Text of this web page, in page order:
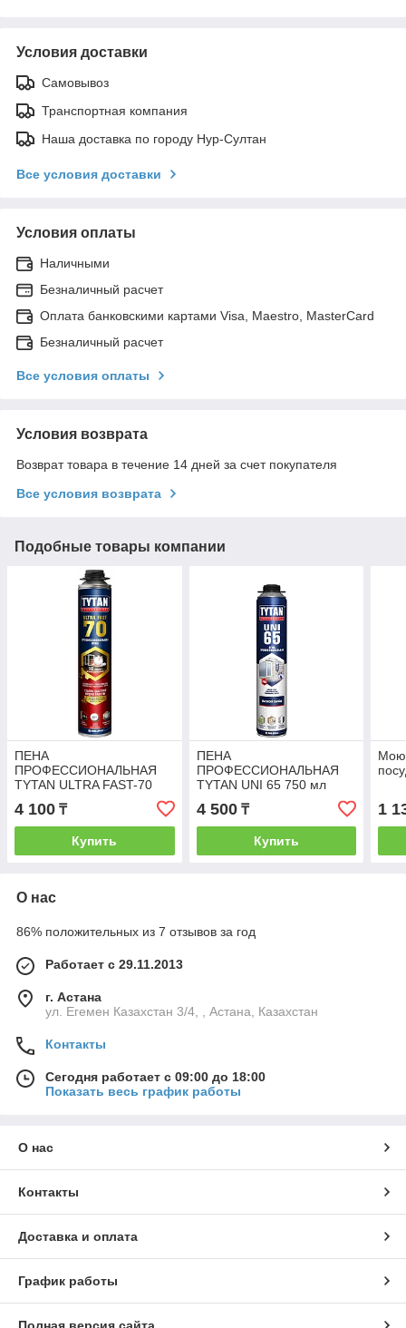
Условия доставки
Самовывоз
Транспортная компания
Наша доставка по городу Нур-Султан
Все условия доставки
Условия оплаты
Наличными
Безналичный расчет
Оплата банковскими картами Visa, Maestro, MasterCard
Безналичный расчет
Все условия оплаты
Условия возврата
Возврат товара в течение 14 дней за счет покупателя
Все условия возврата
Подобные товары компании
ПЕНА
ПРОФЕССИОНАЛЬНАЯ
TYTAN ULTRA FAST-70
Быстросохнущая 870мл
4 100 ₸
Купить
ПЕНА
ПРОФЕССИОНАЛЬНАЯ
TYTAN UNI 65 750 мл
4 500₸
Купить
1
О нас
86% положительных из 7 отзывов за год
Работает с 29.11.2013
г. Астана
ул. Егемен Казахстан 3/4, , Астана, Казахстан
Контакты
Сегодня работает с 09:00 до 18:00
Показать весь график работы
О нас
Контакты
Доставка и оплата
График работы